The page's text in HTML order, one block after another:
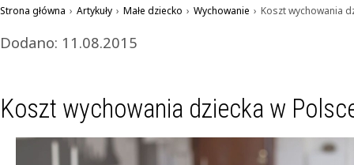
Strona główna › Artykuły › Małe dziecko › Wychowanie › Koszt wychowania
Dodano: 11.08.2015
Koszt wychowania dziecka w